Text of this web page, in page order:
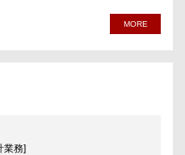
MORE
業務]